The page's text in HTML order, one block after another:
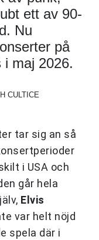
ett av 90-
Nu
på
i maj 2026.
CULTICE
tar sig an så
i USA och
går hela
Elvis
var helt nöjd
spela där i